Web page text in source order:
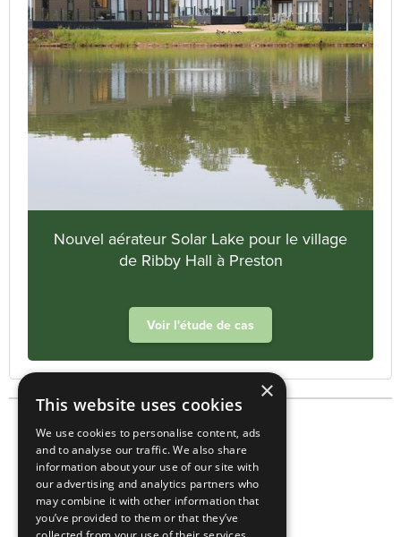
Nouvel aérateur Solar Lake pour le village
de Ribby Hall à Preston
Voir l'étude de cas
×
This website uses cookies
We use cookies to personalise content, ads
and to analyse our traffic. We also share
information about your use of our site with
our advertising and analytics partners who
may combine it with other information that
you’ve provided to them or that they’ve